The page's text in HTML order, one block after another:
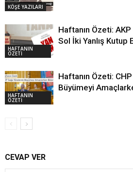
KÖŞE YAZILARI
HAFTANIN
ÖZETİ
Haftanın Özeti:
Sol İki Yanlış Kutup
HAFTANIN
ÖZETİ
Haftanın Özeti:
Büyümeyi
CEVAP VER